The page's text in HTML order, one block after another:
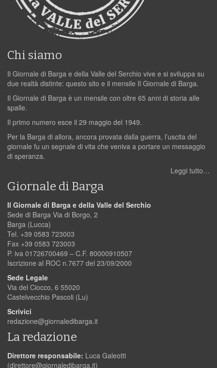
Chi siamo
Il Giornale di Barga e della Valle del Serchio vive e si sviluppa su
due realtà distinte: questo sito e il mensile Il Giornale di Barga.
Il Giornale di Barga è un mensile con oltre 65 anni di storia alle
spalle.
Il primo numero esce il 29 maggio del 1949.
Per la Barga di allora, ancora provata dalla guerra, l’uscita del
giornale fu un segnale di vita che veniva a portare un messaggio
di speranza.
Leggi tutto…
Giornale di Barga
Il Giornale di Barga e della Valle del Serchio
Sede di Barga Via di Borgo, 2
Barga (Lucca)
Tel. +39 0583 723003
Fax +39 0583 723003
P. iva 01726700469 – C.F. 80000910507
Iscrizione al ROC n.7677 del 23/09/2000
Sede Legale
Via del Ciocco, 6 55020
Castelvecchio Pascoli (Lu)
Scrivici
redazione@giornaledibarga.it
La redazione
Direttore responsabile: Luca Galeotti
(direttore@giornaledibarga.it)